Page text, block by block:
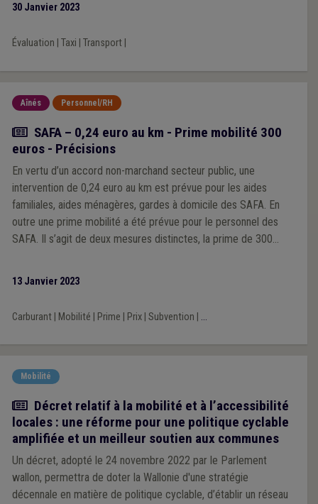
30 Janvier 2023
Évaluation Taxi Transport|
Aînés Personnel/RH
Actualité
SAFA – 0,24 euro au km - Prime mobilité 300
euros - Précisions
En vertu d’un accord non-marchand secteur public, une
intervention de 0,24 euro au km est prévue pour les aides
familiales, aides ménagères, gardes à domicile des SAFA. En
outre une prime mobilité a été prévue pour le personnel des
SAFA. Il s’agit de deux mesures distinctes, la prime de 300
13 Janvier 2023
Carburant| Mobilité Prime Prix| Subvention ...
Mobilité
Actualité
Décret relatif à la mobilité et à l’accessibilité
locales : une réforme pour une politique cyclable
amplifiée et un meilleur soutien aux communes
Un décret, adopté le 24 novembre 2022 par le Parlement
wallon, permettra de doter la Wallonie d'une stratégie
décennale en matière de politique cyclable, d’établir un réseau